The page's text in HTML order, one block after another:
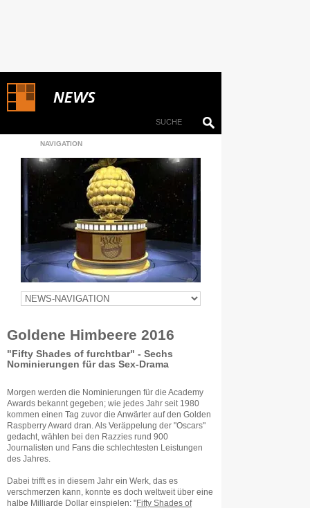
NAVIGATION
Goldene Himbeere 2016
"Fifty Shades of furchtbar" - Sechs
Nominierungen für das Sex-Drama
Morgen werden die Nominierungen für die Academy
Awards bekannt gegeben; wie jedes Jahr seit 1980
kommen einen Tag zuvor die Anwärter auf den Golden
Raspberry Award dran. Als Veräppelung der "Oscars"
gedacht, wählen bei den Razzies rund 900
Journalisten und Fans die schlechtesten Leistungen
des Jahres.
Dabei trifft es in diesem Jahr ein Werk, das es
verschmerzen kann, konnte es doch weltweit über eine
halbe Milliarde Dollar einspielen: "Fifty Shades of